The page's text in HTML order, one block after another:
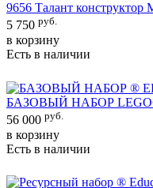
9656 Талант
5 750 руб.
в корзину
Есть в наличии
БАЗОВЫЙ НАБОР
56 000 руб.
в корзину
Есть в наличии